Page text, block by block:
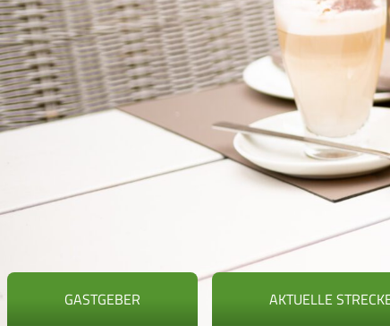
GASTGEBER AKTUELLE